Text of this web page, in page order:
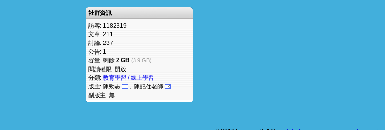
社群資訊
訪客: 1182319
文章: 211
討論: 237
公告: 1
容量: 剩餘 2 GB (3.9 GB)
閱讀權限: 開放
分類: 教育學習 / 線上學習
版主: 陳勁志
, 陳記住老師
副版主: 無